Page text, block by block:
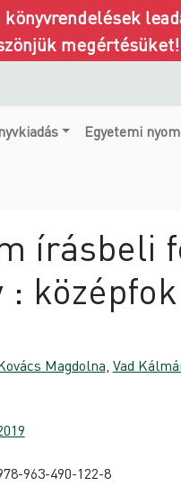
megértésüket!
Egyetemi
írásbeli
:
Magdolna Vad
963-490-122-8